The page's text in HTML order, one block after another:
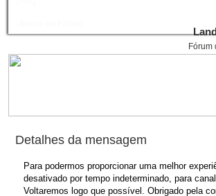
Fórum
Detalhes da mensagem
Para podermos proporcionar uma melhor
desativado por tempo indeterminado, para
Voltaremos logo que possível. Obrigado pela